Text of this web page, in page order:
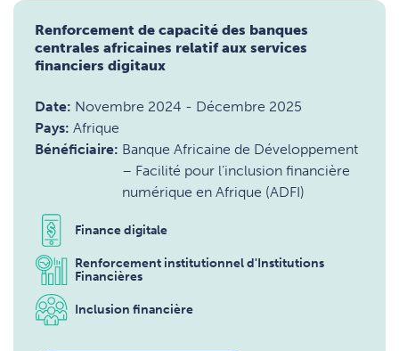
Renforcement de capacité des banques
centrales africaines relatif aux services
financiers digitaux
Date: Novembre 2024 - Décembre 2025
Pays: Afrique
Bénéficiaire: Banque Africaine de Développement
– Facilité pour l’inclusion financière
numérique en Afrique (ADFI)
Finance digitale
Renforcement institutionnel d'Institutions
Financières
Inclusion financière